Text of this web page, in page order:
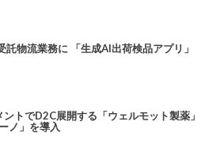
物流業務に 「生成AI出荷検品アプリ」
トでD2C展開する「ウェルモット製薬」
ノ」を導入